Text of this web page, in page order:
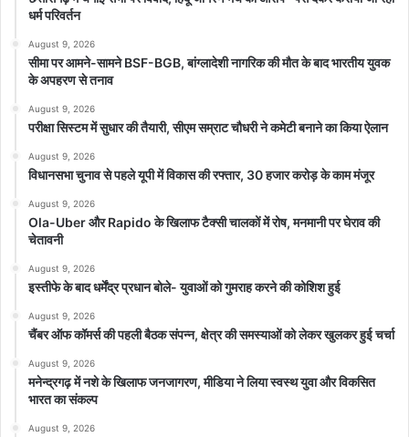
धर्म परिवर्तन
August 9, 2026
सीमा पर आमने-सामने BSF-BGB, बांग्लादेशी नागरिक की मौत के बाद भारतीय युवक
के अपहरण से तनाव
August 9, 2026
परीक्षा सिस्टम में सुधार की तैयारी, सीएम सम्राट चौधरी ने कमेटी बनाने का किया ऐलान
August 9, 2026
विधानसभा चुनाव से पहले यूपी में विकास की रफ्तार, 30 हजार करोड़ के काम मंजूर
August 9, 2026
Ola-Uber और Rapido के खिलाफ टैक्सी चालकों में रोष, मनमानी पर घेराव की
चेतावनी
August 9, 2026
इस्तीफे के बाद धर्मेंद्र प्रधान बोले- युवाओं को गुमराह करने की कोशिश हुई
August 9, 2026
चैंबर ऑफ कॉमर्स की पहली बैठक संपन्न, क्षेत्र की समस्याओं को लेकर खुलकर हुई चर्चा
August 9, 2026
मनेन्द्रगढ़ में नशे के खिलाफ जनजागरण, मीडिया ने लिया स्वस्थ युवा और विकसित
भारत का संकल्प
August 9, 2026